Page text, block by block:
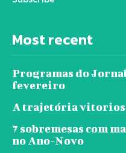
Most recent
Programas do
fevereiro
A trajetória
7 sobremesas com
no Ano-Novo